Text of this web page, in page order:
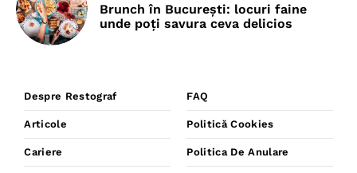
Brunch în București: locuri faine
unde poţi savura ceva delicios
Despre Restograf
Articole
Cariere
FAQ
Politică Cookies
Politica De Anulare